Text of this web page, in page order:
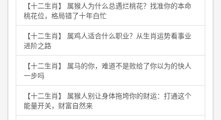
【十二生肖】 属猴人为什么总遇烂桃花？找准你的本命
桃花位，格局错了十年白忙
【十二生肖】 属鸡人适合什么职业？从生肖运势看事业
进阶之路
【十二生肖】 属马的你，难道不是败给了你以为的快人
一步吗
【十二生肖】 属猴人别让身体拖垮你的财运：打通这个
能量开关，财富自然来